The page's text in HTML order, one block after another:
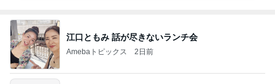
江口ともみ 話が尽きないランチ会
Amebaトピックス 2日前